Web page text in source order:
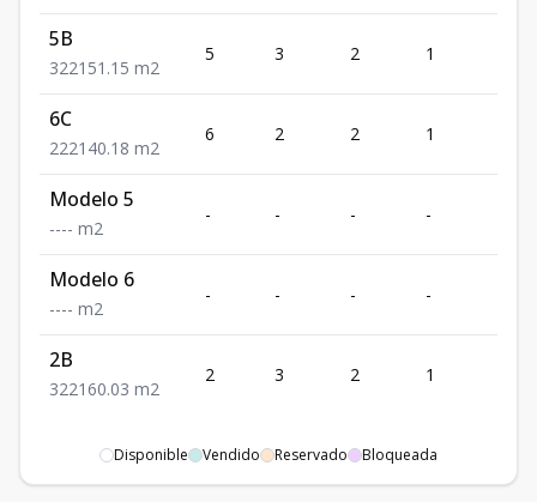
5B
322151.15 m2
5 3 2 1
6C
222140.18 m2
6 2 2 1
Modelo 5
---- m2
- - - -
Modelo 6
---- m2
- - - -
2B
322160.03 m2
2 3 2 1
Disponible Vendido Reservado Bloqueada